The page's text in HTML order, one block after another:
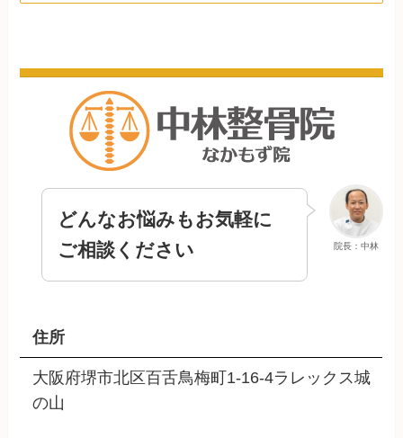
院長：中林
どんなお悩みもお気軽に
ご相談ください
住所
大阪府堺市北区百舌鳥梅町1-16-4ラレックス城
の山